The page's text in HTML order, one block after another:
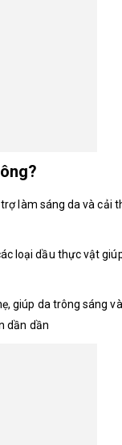
làm sáng da và cải
loại dầu thực vật
giúp da trông sáng
dần dần